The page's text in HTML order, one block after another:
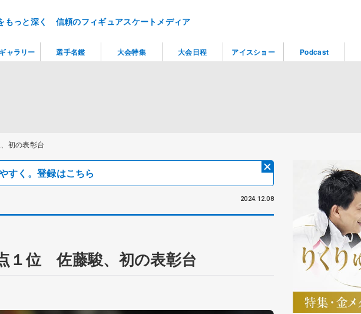
もっと深く 信頼のフィギュアスケートメディア
初の表彰台
すく。登録はこちら
2024.12.08
１位 佐藤駿、初の表彰台
ャラリー 選手名鑑 大会特集 大会日程 アイスショー Podcast